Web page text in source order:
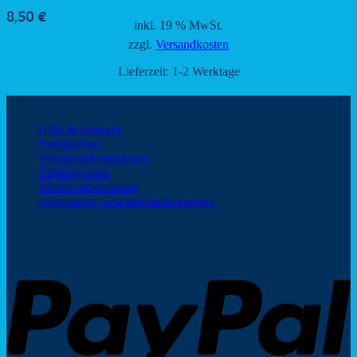
8,50 €
inkl. 19 % MwSt.
zzgl. Versandkosten
Lieferzeit: 1-2 Werktage
Hilfe & Kontakt
Neuigkeiten
Versandinformationen
Zahlungsarten
Widerrufsbelehrung
Allgemeine Geschäftsbedingungen